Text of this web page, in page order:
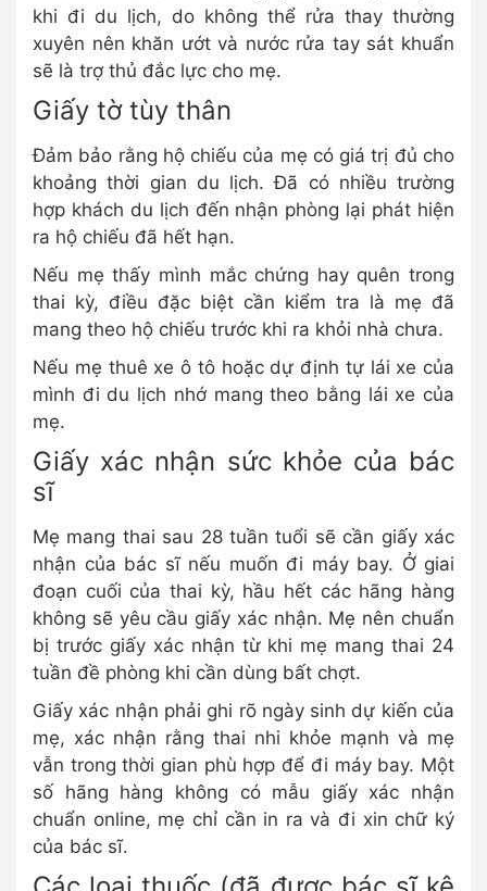
khi đi du lịch, do không thể rửa thay thường
xuyên nên khăn ướt và nước rửa tay sát khuẩn
sẽ là trợ thủ đắc lực cho mẹ.
Giấy tờ tùy thân
Đảm bảo rằng hộ chiếu của mẹ có giá trị đủ cho
khoảng thời gian du lịch. Đã có nhiều trường
hợp khách du lịch đến nhận phòng lại phát hiện
ra hộ chiếu đã hết hạn.
Nếu mẹ thấy mình mắc chứng hay quên trong
thai kỳ, điều đặc biệt cần kiểm tra là mẹ đã
mang theo hộ chiếu trước khi ra khỏi nhà chưa.
Nếu mẹ thuê xe ô tô hoặc dự định tự lái xe của
mình đi du lịch nhớ mang theo bằng lái xe của
mẹ.
Giấy xác nhận sức khỏe của bác
sĩ
Mẹ mang thai sau 28 tuần tuổi sẽ cần giấy xác
nhận của bác sĩ nếu muốn đi máy bay. Ở giai
đoạn cuối của thai kỳ, hầu hết các hãng hàng
không sẽ yêu cầu giấy xác nhận. Mẹ nên chuẩn
bị trước giấy xác nhận từ khi mẹ mang thai 24
tuần đề phòng khi cần dùng bất chợt.
Giấy xác nhận phải ghi rõ ngày sinh dự kiến của
mẹ, xác nhận rằng thai nhi khỏe mạnh và mẹ
vẫn trong thời gian phù hợp để đi máy bay. Một
số hãng hàng không có mẫu giấy xác nhận
chuẩn online, mẹ chỉ cần in ra và đi xin chữ ký
của bác sĩ.